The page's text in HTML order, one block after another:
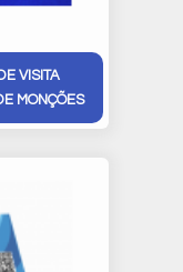
VISITA
MONÇÕES